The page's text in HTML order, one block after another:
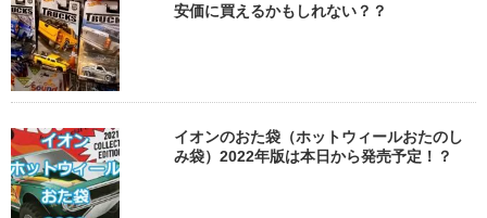
安価に買えるかもしれない？？
イオンのおた袋（ホットウィールおたのし
み袋）2022年版は本日から発売予定！？